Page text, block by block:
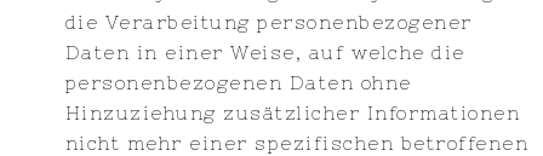
die Verarbeitung personenbezogener
Daten in einer Weise, auf welche die
personenbezogenen Daten ohne
Hinzuziehung zusätzlicher Informationen
nicht mehr einer spezifischen betroffenen